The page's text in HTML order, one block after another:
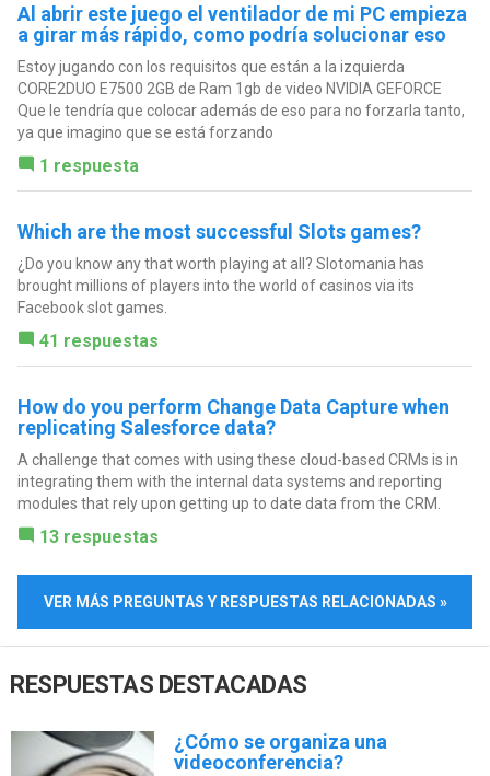
Al abrir este juego el ventilador de mi PC empieza
a girar más rápido, como podría solucionar eso
Estoy jugando con los requisitos que están a la izquierda
CORE2DUO E7500 2GB de Ram 1gb de video NVIDIA GEFORCE
Que le tendría que colocar además de eso para no forzarla tanto,
ya que imagino que se está forzando
1 respuesta
Which are the most successful Slots games?
¿Do you know any that worth playing at all? Slotomania has
brought millions of players into the world of casinos via its
Facebook slot games.
41 respuestas
How do you perform Change Data Capture when
replicating Salesforce data?
A challenge that comes with using these cloud-based CRMs is in
integrating them with the internal data systems and reporting
modules that rely upon getting up to date data from the CRM.
13 respuestas
VER MÁS PREGUNTAS Y RESPUESTAS RELACIONADAS »
RESPUESTAS DESTACADAS
¿Cómo se organiza una
videoconferencia?